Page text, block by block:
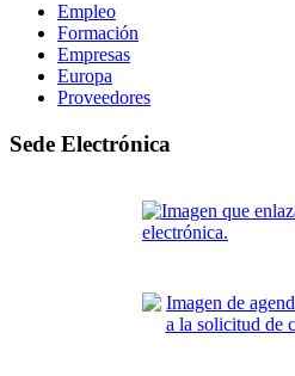
Empleo
Formación
Empresas
Europa
Proveedores
Sede Electrónica